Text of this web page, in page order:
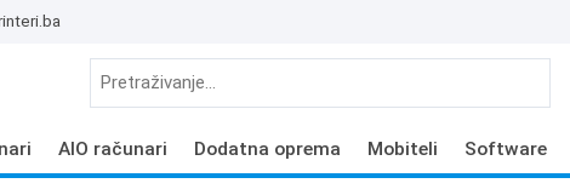
AIO računari Dodatna oprema Mobiteli Software